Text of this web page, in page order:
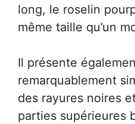
long, le roselin
même taille qu’un
Il présente
remarquablement
des rayures noires
parties supérieures